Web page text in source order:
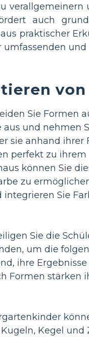
verallgemeinern
auch
praktischer
von
Sie Formen
und nehmen
sie anhand ihrer
perfekt zu
können Sie
zu
Sie
Sie die
um die
ihre
Formen stärken
Kegel und